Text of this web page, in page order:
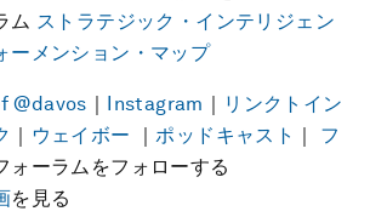
ム ストラテジック・インテリジェン
ーメンション・マップ
@davos ｜ Instagram ｜ リンクトイン
｜ ウェイボー ｜ポッドキャスト ｜ フ
ォーラムをフォローする
を見る